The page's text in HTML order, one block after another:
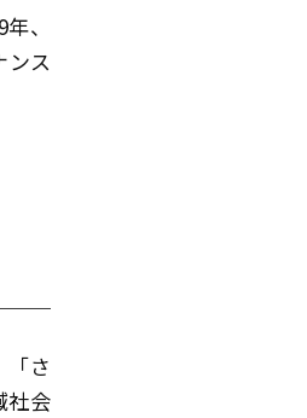
、
ンス
「さ
社会